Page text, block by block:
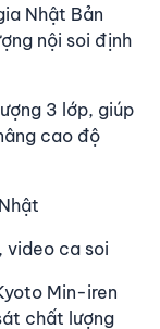
Nhật Bản
nội soi định
3 lớp, giúp
cao độ
video ca soi
Min-iren
chất lượng